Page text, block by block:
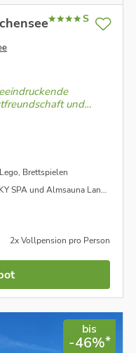
S
und
Brettspielen
und Almsauna Landschaft
2x Vollpension pro Person
bis
-46%*